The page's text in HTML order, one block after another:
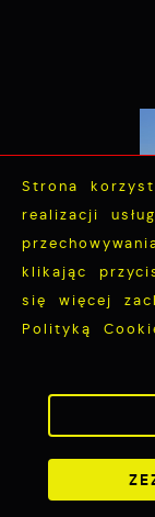
Strona
realizacji
klikając
się więcej
Polityką